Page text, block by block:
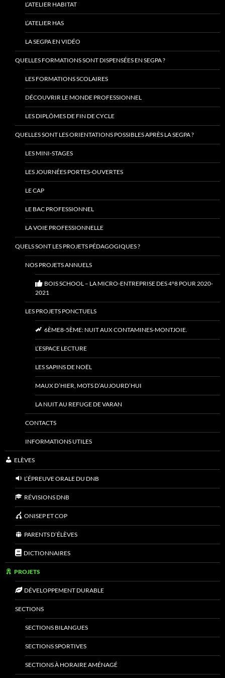
L’ATELIER HABITAT
L’ATELIER HAS
LA SEGPA EN VIDÉO
QUELLES FORMATIONS SONT DISPENSÉES EN SEGPA ?
LES FORMATIONS SCOLAIRES
DÉCOUVRIR LE MONDE PROFESSIONNEL
LES DIPLÔMES DE FIN DE CYCLE
QUELLES SONT LES ORIENTATIONS POSSIBLES APRÈS LA SEGPA ?
LES MINI-STAGES
LES JOURNÉES PORTES-OUVERTES
LE CAP
LE BAC PROFESSIONNEL
LA VOIE PROFESSIONNELLE
QUELS SONT LES PROJETS PÉDAGOGIQUES ?
NOS PROJETS ANNUELS
BOIS SCHOOL – LA MICRO-ENTREPRISE DES 4°8 POUR 2020-
2021
LES PROJETS PONCTUELS
6ÈME8-5ÈME: NUIT AUX CONTAMINES-MONTJOIE.
L’ESPACE LECTURE
LES SAPINS DE NOËL
MAUX D’HIER, MOTS D’AUJOURD’HUI
LA NUIT AU REFUGE DE VARAN
CONTACTS
INFORMATIONS UTILES
ELÈVES
L’ÉPREUVE ORALE DU DNB
RÉVISIONS DNB
ONISEP ET COP
PARENTS D’ÉLÈVES
DICTIONNAIRES
PROJETS
DÉVELOPPEMENT DURABLE
SECTIONS
SECTIONS BILANGUES
SECTIONS SPORTIVES
SECTIONS À HORAIRE AMÉNAGÉ